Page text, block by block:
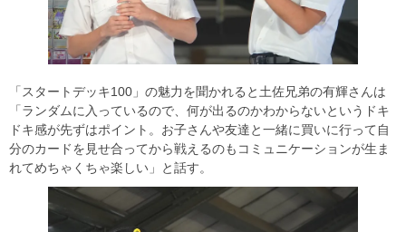
「スタートデッキ100」の魅力を聞かれると土佐兄弟の有輝さんは
「ランダムに入っているので、何が出るのかわからないというドキ
ドキ感が先ずはポイント。お子さんや友達と一緒に買いに行って自
分のカードを見せ合ってから戦えるのもコミュニケーションが生ま
れてめちゃくちゃ楽しい」と話す。